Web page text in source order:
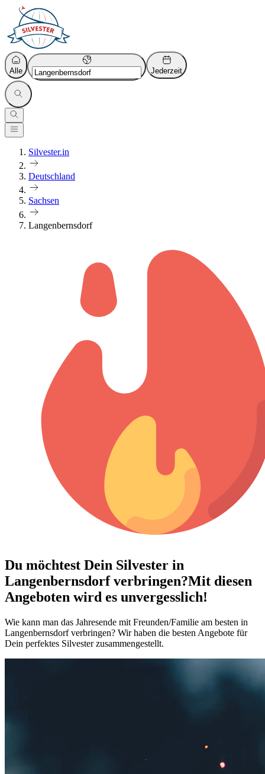
Alle Jederzeit
Silvester.in
Deutschland
Sachsen
Langenbernsdorf
Du möchtest Dein Silvester in
Langenbernsdorf verbringen?Mit diesen
Angeboten wird es unvergesslich!
Wie kann man das Jahresende mit Freunden/Familie am besten in
Langenbernsdorf verbringen? Wir haben die besten Angebote für
Dein perfektes Silvester zusammengestellt.